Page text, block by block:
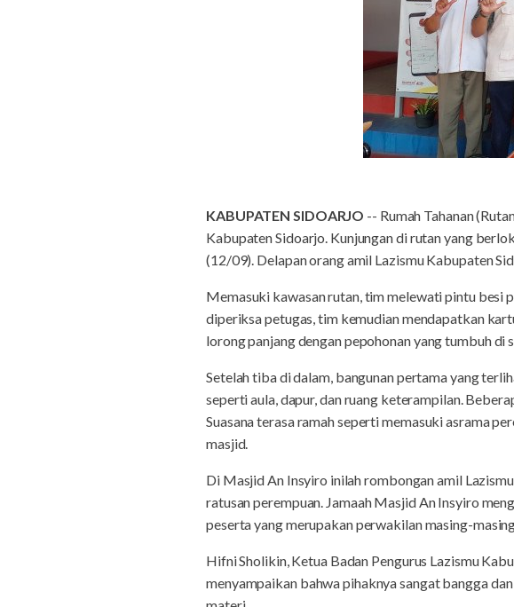
KABUPATEN SIDOARJO -- Rumah Tahanan
Kabupaten Sidoarjo. Kunjungan di rutan yang
(12/09). Delapan orang amil Lazismu Kabupaten
Memasuki kawasan rutan, tim melewati pintu besi
diperiksa petugas, tim kemudian mendapatkan
lorong panjang dengan pepohonan yang tumbuh
Setelah tiba di dalam, bangunan pertama yang
seperti aula, dapur, dan ruang keterampilan.
Suasana terasa ramah seperti memasuki asrama
masjid.
Di Masjid An Insyiro inilah rombongan amil
ratusan perempuan. Jamaah Masjid An Insyiro
peserta yang merupakan perwakilan masing-
Hifni Sholikin, Ketua Badan Pengurus Lazismu
menyampaikan bahwa pihaknya sangat bangga